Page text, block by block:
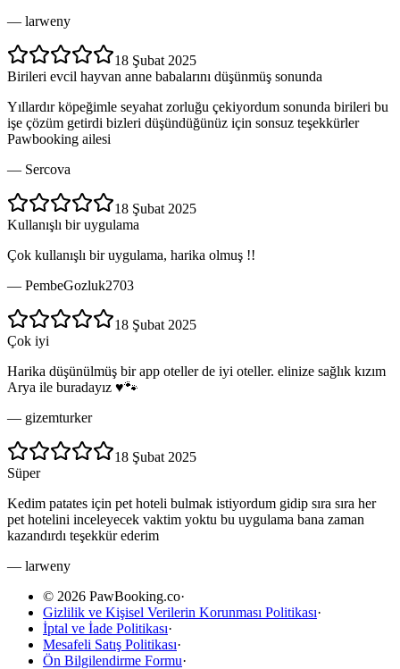
— larweny
18 Şubat 2025
Birileri evcil hayvan anne babalarını düşünmüş sonunda
Yıllardır köpeğimle seyahat zorluğu çekiyordum sonunda birileri bu
işe çözüm getirdi bizleri düşündüğünüz için sonsuz teşekkürler
Pawbooking ailesi
— Sercova
18 Şubat 2025
Kullanışlı bir uygulama
Çok kullanışlı bir uygulama, harika olmuş !!
— PembeGozluk2703
18 Şubat 2025
Çok iyi
Harika düşünülmüş bir app oteller de iyi oteller. elinize sağlık kızım
Arya ile buradayız ♥️🐾
— gizemturker
18 Şubat 2025
Süper
Kedim patates için pet hoteli bulmak istiyordum gidip sıra sıra her
pet hotelini inceleyecek vaktim yoktu bu uygulama bana zaman
kazandırdı teşekkür ederim
— larweny
© 2026 PawBooking.co·
Gizlilik ve Kişisel Verilerin Korunması Politikası·
İptal ve İade Politikası·
Mesafeli Satış Politikası·
Ön Bilgilendirme Formu·